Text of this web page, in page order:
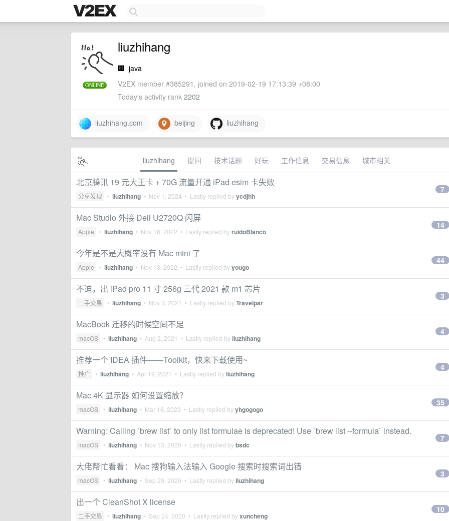
ONLINE
liuzhihang
🏢 java
V2EX member #385291, joined on 2019-02-19 17:13:39 +08:00
Today's activity rank 2202
liuzhihang.com beijing liuzhihang
liuzhihang 提问 技术话题 好玩 工作信息 交易信息 城市相关
北京腾讯 19 元大王卡 + 70G 流量开通 iPad esim 卡失败
分享发现 • liuzhihang • Nov 1, 2024 • Lastly replied byycdjhh
7
Mac Studio 外接 Dell U2720Q 闪屏
Apple • liuzhihang • Nov 16, 2022 • Lastly replied byruidoBlanco
14
今年是不是大概率没有 Mac mini 了
Apple • liuzhihang • Nov 13, 2022 • Lastly replied byyougo
44
不迫，出 iPad pro 11 寸 256g 三代 2021 款 m1 芯片
二手交易 • liuzhihang • Nov 3, 2021 • Lastly replied byTravelpar
3
MacBook 迁移的时候空间不足
macOS • liuzhihang • Aug 2, 2021 • Lastly replied byliuzhihang
4
推荐一个 IDEA 插件——Toolkit，快来下载使用~
推广 • liuzhihang • Apr 19, 2021 • Lastly replied byliuzhihang
4
Mac 4K 显示器 如何设置缩放？
macOS • liuzhihang • Mar 18, 2023 • Lastly replied byyhgogogo
35
Warning: Calling `brew list` to only list formulae is deprecated! Use `brew list --formula` instead.
macOS • liuzhihang • Nov 13, 2020 • Lastly replied bybsdc
7
大佬帮忙看看： Mac 搜狗输入法输入 Google 搜索时搜索词出错
macOS • liuzhihang • Sep 29, 2020 • Lastly replied byliuzhihang
3
出一个 CleanShot X license
二手交易 • liuzhihang • Sep 24, 2020 • Lastly replied byxuncheng
10